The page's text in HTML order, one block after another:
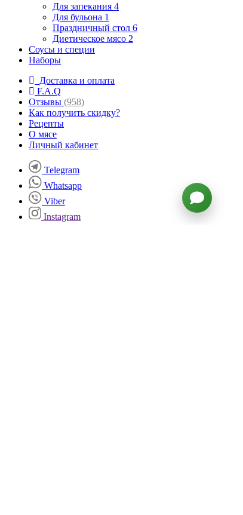
Для запекания 4
Для бульона 1
Праздничный стол 6
Диетическое мясо 2
Соусы и специи
Наборы
Доставка и оплата
F.A.Q
Отзывы (958)
Как получить скидку?
Рецепты
О мясе
Личный кабинет
Telegram
Whatsapp
Viber
Instagram